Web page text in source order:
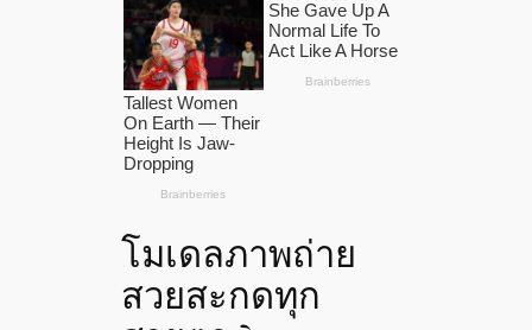
โมเดลภาพถ่าย
สวยสะกดทุก